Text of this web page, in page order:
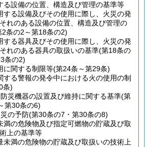
る設備の位置、構造及び管理の基準等
する設備及びその使用に際し、火災の発
れのある設備の位置、構造及び管理の
2条の2～第18条の2)
する器具及びその使用に際し、火災の発
れのある器具の取扱いの基準(第18条の
条の2)
に関する制限等(第24条～第29条)
する警報の発令中における火の使用の制
条)
災機器の設置及び維持に関する基準(第
第30条の6)
の予防(第30条の7・第30条の8)
満の危険物及び指定可燃物の貯蔵及び取
上の基準等
未満の危険物の貯蔵及び取扱いの技術上